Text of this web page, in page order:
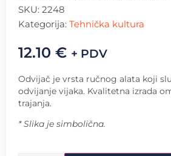
SKU: 2248
Kategorija: Tehnička kultura
12.10 € + PDV
Odvijač je vrsta ručnog alata koji
odvijanje vijaka. Kvalitetna izrada
trajanja.
* Slika je simbolična.